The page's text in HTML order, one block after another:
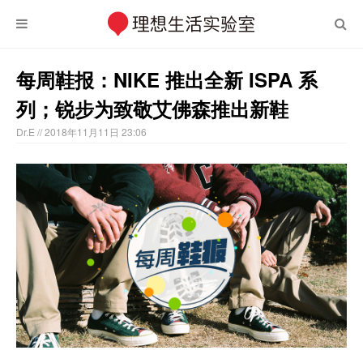
每周鞋报：NIKE 推出全新 ISPA 系
列；锐步为致敬艾佛森推出新鞋
Dr.E // 2018年11月11日 23:06